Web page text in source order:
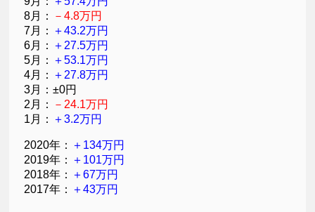
8月：
－4.8万円
7月： ＋43.2万円
6月： ＋27.5万円
5月： ＋53.1万円
4月： ＋27.8万円
3月：±0円
2月：
－24.1万円
1月： ＋3.2万円
2020年： ＋134万円
2019年： ＋101万円
2018年： ＋67万円
2017年： ＋43万円